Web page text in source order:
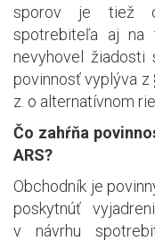
sporov je tiež
spotrebiteľa aj na
nevyhovel žiadosti
povinnosť vyplýva z
z. o alternatívnom
Čo zahŕňa
ARS?
Obchodník je
poskytnúť
v návrhu